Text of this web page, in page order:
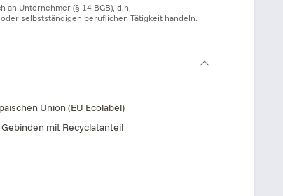
an Unternehmer (§ 14 BGB), d.h.
selbstständigen beruflichen Tätigkeit handeln.
Union (EU Ecolabel)
mit Recyclatanteil